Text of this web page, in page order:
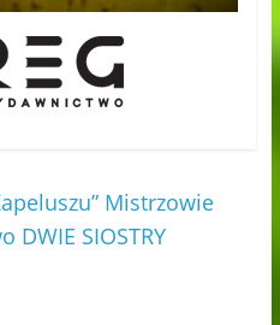
Mistrzowie
SIOSTRY